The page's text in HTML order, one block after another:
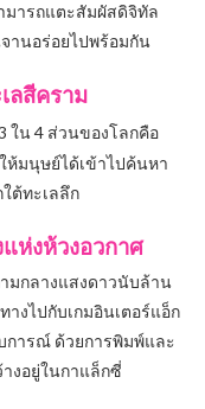
ารถแตะสัมผัสดิจิทัล
านอร่อยไปพร้อมกัน
ลสีคราม
ใน 4 ส่วนของโลกคือ
มนุษย์ได้เข้าไปค้นหา
ต้ทะเลลึก
แห่งห้วงอวกาศ
มกลางแสงดาวนับล้าน
งไปกับเกมอินเตอร์แอ็ก
การณ์ ด้วยการพิมพ์และ
งอยู่ในกาแล็กซี่